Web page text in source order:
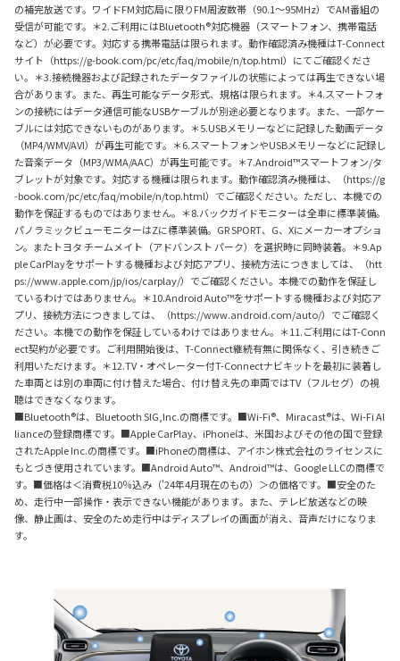
の補完放送です。ワイドFM対応局に限りFM周波数帯（90.1〜95MHz）でAM番組の
受信が可能です。＊2.ご利用にはBluetooth®対応機器（スマートフォン、携帯電話
など）が必要です。対応する携帯電話は限られます。動作確認済み機種はT-Connect
サイト（https://g-book.com/pc/etc/faq/mobile/n/top.html）にてご確認くださ
い。＊3.接続機器および記録されたデータファイルの状態によっては再生できない場
合があります。また、再生可能なデータ形式、規格は限られます。＊4.スマートフォ
ンの接続にはデータ通信可能なUSBケーブルが別途必要となります。また、一部ケー
ブルには対応できないものがあります。＊5.USBメモリーなどに記録した動画データ
（MP4/WMV/AVI）が再生可能です。＊6.スマートフォンやUSBメモリーなどに記録し
た音楽データ（MP3/WMA/AAC）が再生可能です。＊7.Android™スマートフォン/タ
ブレットが対象です。対応する機種は限られます。動作確認済み機種は、（https://g
-book.com/pc/etc/faq/mobile/n/top.html）でご確認ください。ただし、本機での
動作を保証するものではありません。＊8.バックガイドモニターは全車に標準装備。
パノラミックビューモニターはZに標準装備。GR SPORT、G、Xにメーカーオプショ
ン。またトヨタ チームメイト（アドバンスト パーク）を選択時に同時装着。＊9.Ap
ple CarPlayをサポートする機種および対応アプリ、接続方法につきましては、（htt
ps://www.apple.com/jp/ios/carplay/）でご確認ください。本機での動作を保証し
ているわけではありません。＊10.Android Auto™をサポートする機種および対応ア
プリ、接続方法につきましては、（https://www.android.com/auto/）でご確認く
ださい。本機での動作を保証しているわけではありません。＊11.ご利用にはT-Conn
ect契約が必要です。ご利用開始後は、T-Connect継続有無に関係なく、引き続きご
利用いただけます。＊12.TV・オペレーター付T-Connectナビキットを最初に装着し
た車両とは別の車両に付け替えた場合、付け替え先の車両ではTV（フルセグ）の視
聴はできなくなります。
■Bluetooth®は、Bluetooth SIG,Inc.の商標です。■Wi-Fi®、Miracast®は、Wi-Fi Al
lianceの登録商標です。■Apple CarPlay、iPhoneは、 米国およびその他の国で登録
されたApple Inc.の商標です。■iPhoneの商標は、アイホン株式会社のライセンスに
もとづき使用されています。■Android Auto™、Android™は、Google LLCの商標で
す。■価格は＜消費税10％込み（'24年4月現在のもの）＞の価格です。■安全のた
め、走行中一部操作・表示できない機能があります。また、テレビ放送などの映
像、静止画は、安全のため走行中はディスプレイの画面が消え、音声だけになりま
す。